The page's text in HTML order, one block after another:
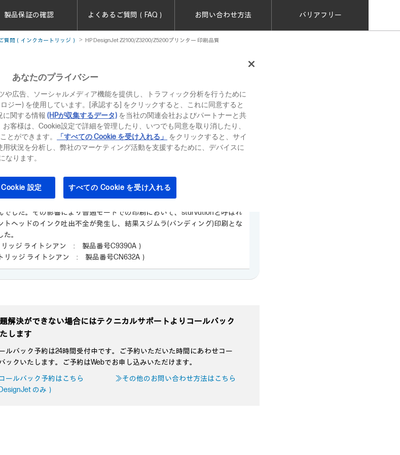
製品保証の確認 よくあるご質問（FAQ） お問い合わせ方法 バリアフリー
質問（インクカートリッジ） HP DesignJet Z2100/Z3200/Z5200プリンター 印刷品質
プリンター 印刷品質
おいて、印刷サイズにより、青味系を含む印刷でスジムラ(バンディング)が
す。
ードにして印刷ください。
基準を満たすため、HP70及びHP772ライトシアンインクを構成する成分を
でした。その影響により普通モードでの印刷において、starvationと呼ばれ
トヘッドのインク吐出不全が発生し、結果スジムラ(バンディング)印刷とな
。
リッジ ライトシアン : 製品番号C9390A）
リッジ ライトシアン : 製品番号CN632A）
解決ができない場合にはテクニカルサポートよりコールバック
します
ルバック予約は24時間受付中です。ご予約いただいた時間にあわせコー
ックいたします。ご予約はWebでお申し込みいただけます。
ールバック予約はこちら
のみ）
≫その他のお問い合わせ方法はこちら
あなたのプライバシー
や広告、ソーシャルメディア機能を提供し、トラフィック分析を行うために
ジー) を使用しています。[承認する] をクリックすると、これに同意すると
に関する情報 (HPが収集するデータ) を当社の関連会社およびパートナーと共
客様は、Cookie設定で詳細を管理したり、いつでも同意を取り消したり、
とができます。 「すべての Cookie を受け入れる」
をクリックすると、サイ
用状況を分析し、弊社のマーケティング活動を支援するために、デバイスに
なります。
Cookie 設定 すべての Cookie を受け入れる